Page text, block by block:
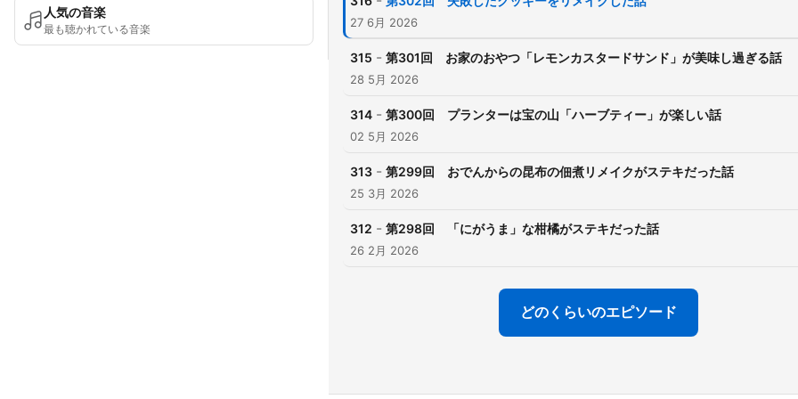
人気の音楽
最も聴かれている音楽
https://
view_as=subscriber 【オ
イン専門料理・日本茶の教
https://yfood.net/
27 6月 2026
315 - 第301回 お家のおやつ「レモンカスタードサンド」が美味し過ぎる話
28 5月 2026
314 - 第300回 プランターは宝の山「ハーブティー」が楽しい話
02 5月 2026
313 - 第299回 おでんからの昆布の佃煮リメイクがステキだった話
25 3月 2026
312 - 第298回 「にがうま」な柑橘がステキだった話
26 2月 2026
どのくらいのエピソード